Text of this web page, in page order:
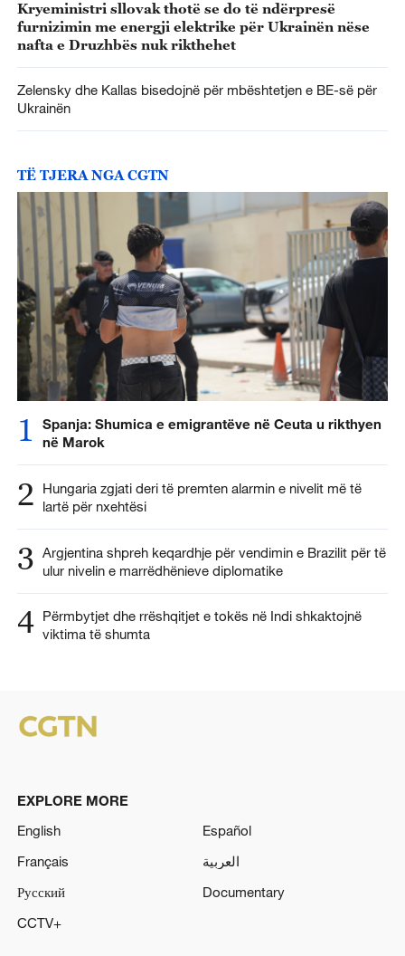
Kryeministri sllovak thotë se do të ndërpresë
furnizimin me energji elektrike për Ukrainën nëse
nafta e Druzhbës nuk rikthehet
Zelensky dhe Kallas bisedojnë për mbështetjen e BE-së për
Ukrainën
TË TJERA NGA CGTN
1
Spanja: Shumica e emigrantëve në Ceuta u rikthyen
në Marok
2
Hungaria zgjati deri të premten alarmin e nivelit më të
lartë për nxehtësi
3 Argjentina shpreh keqardhje për vendimin e Brazilit për të
ulur nivelin e marrëdhënieve diplomatike
4 Përmbytjet dhe rrëshqitjet e tokës në Indi shkaktojnë
viktima të shumta
EXPLORE MORE
English
Español
Français
العربية
Русский
Documentary
CCTV+